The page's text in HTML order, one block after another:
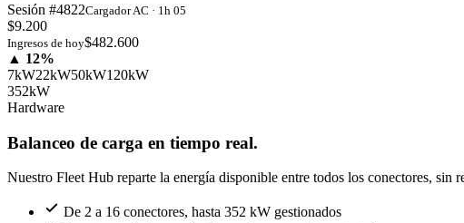
Sesión #4822Cargador AC · 1h 05
$9.200
Ingresos de hoy$482.600
▲ 12%
7kW22kW50kW120kW
352kW
Hardware
Balanceo de carga en tiempo real.
Nuestro Fleet Hub reparte la energía disponible entre todos los conectores, sin
De 2 a 16 conectores, hasta 352 kW gestionados